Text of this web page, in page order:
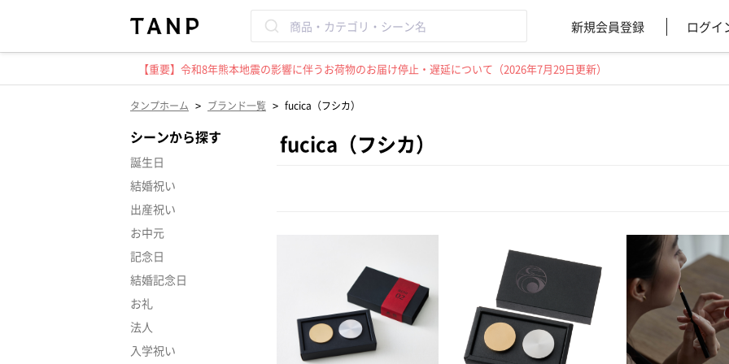
新規会員登録 ログイ
【重要】令和8年熊本地震の影響に伴うお荷物のお届け停止・遅延について（2026年7月29日更新）
タンプホーム > ブランド一覧 > fucica（フシカ）
シーンから探す
誕生日
結婚祝い
出産祝い
お中元
記念日
結婚記念日
お礼
法人
入学祝い
fucica（フシカ）